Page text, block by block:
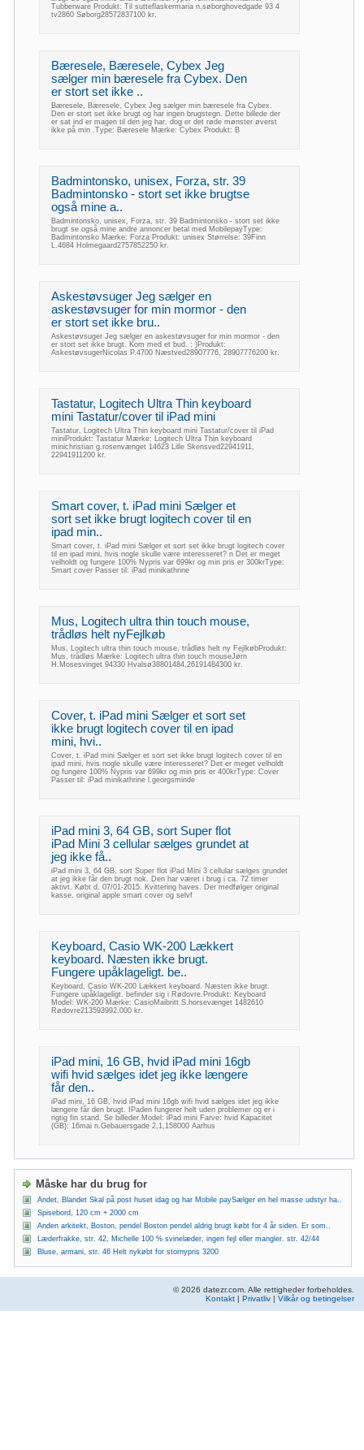
Tubberware Produkt: Til sutteflaskermaria n.søborghovedgade 93 4
tv2860 Søborg28572837100 kr.
Bæresele, Bæresele, Cybex Jeg
sælger min bæresele fra Cybex. Den
er stort set ikke ..
Bæresele, Bæresele, Cybex Jeg sælger min bæresele fra Cybex.
Den er stort set ikke brugt og har ingen brugstegn. Dette billede der
er sat ind er magen til den jeg har, dog er det røde mønster øverst
ikke på min .Type: Bæresele Mærke: Cybex Produkt: B
Badmintonsko, unisex, Forza, str. 39
Badmintonsko - stort set ikke brugtse
også mine a..
Badmintonsko, unisex, Forza, str. 39 Badmintonsko - stort set ikke
brugt se også mine andre annoncer betal med MobilepayType:
Badmintonsko Mærke: Forza Produkt: unisex Størrelse: 39Finn
L.4684 Holmegaard2757852250 kr.
Askestøvsuger Jeg sælger en
askestøvsuger for min mormor - den
er stort set ikke bru..
Askestøvsuger Jeg sælger en askestøvsuger for min mormor - den
er stort set ikke brugt. Kom med et bud. : )Produkt:
AskestøvsugerNicolas P.4700 Næstved28907776, 28907776200 kr.
Tastatur, Logitech Ultra Thin keyboard
mini Tastatur/cover til iPad mini
Tastatur, Logitech Ultra Thin keyboard mini Tastatur/cover til iPad
miniProdukt: Tastatur Mærke: Logitech Ultra Thin keyboard
minichristian g.rosenvænget 14623 Lille Skensved22941911,
22941911200 kr.
Smart cover, t. iPad mini Sælger et
sort set ikke brugt logitech cover til en
ipad min..
Smart cover, t. iPad mini Sælger et sort set ikke brugt logitech cover
til en ipad mini, hvis nogle skulle være interesseret? n Det er meget
velholdt og fungere 100% Nypris var 699kr og min pris er 300krType:
Smart cover Passer til: iPad minikathrine
Mus, Logitech ultra thin touch mouse,
trådløs helt nyFejlkøb
Mus, Logitech ultra thin touch mouse, trådløs helt ny FejlkøbProdukt:
Mus, trådløs Mærke: Logitech ultra thin touch mouseJørn
H.Mosesvinget 94330 Hvalsø38801484,26191484300 kr.
Cover, t. iPad mini Sælger et sort set
ikke brugt logitech cover til en ipad
mini, hvi..
Cover, t. iPad mini Sælger et sort set ikke brugt logitech cover til en
ipad mini, hvis nogle skulle være interesseret? Det er meget velholdt
og fungere 100% Nypris var 699kr og min pris er 400krType: Cover
Passer til: iPad minikathrine l.georgsminde
iPad mini 3, 64 GB, sort Super flot
iPad Mini 3 cellular sælges grundet at
jeg ikke få..
iPad mini 3, 64 GB, sort Super flot iPad Mini 3 cellular sælges grundet
at jeg ikke får den brugt nok. Den har været i brug i ca. 72 timer
aktivt. Købt d. 07/01-2015. Kvittering haves. Der medfølger original
kasse, original apple smart cover og selvf
Keyboard, Casio WK-200 Lækkert
keyboard. Næsten ikke brugt.
Fungere upåklageligt. be..
Keyboard, Casio WK-200 Lækkert keyboard. Næsten ikke brugt.
Fungere upåklageligt. befinder sig i Rødovre.Produkt: Keyboard
Model: WK-200 Mærke: CasioMaibritt S.horsevænget 1482610
Rødovre213593992.000 kr.
iPad mini, 16 GB, hvid iPad mini 16gb
wifi hvid sælges idet jeg ikke længere
får den..
iPad mini, 16 GB, hvid iPad mini 16gb wifi hvid sælges idet jeg ikke
længere får den brugt. IPaden fungerer helt uden problemer og er i
rigtig fin stand. Se billeder.Model: iPad mini Farve: hvid Kapacitet
(GB): 16mai n.Gebauersgade 2,1,158000 Aarhus
Måske har du brug for
Andet, Blandet Skal på post huset idag og har Mobile paySælger en hel masse udstyr ha..
Spisebord, 120 cm + 2000 cm
Anden arkitekt, Boston, pendel Boston pendel aldrig brugt købt for 4 år siden. Er som..
Læderfrakke, str. 42, Michelle 100 % svinelæder, ingen fejl eller mangler. str. 42/44
Bluse, armani, str. 46 Helt nykøbt for stornypris 3200
© 2026 datezr.com. Alle rettigheder forbeholdes.
Kontakt | Privatliv | Vilkår og betingelser